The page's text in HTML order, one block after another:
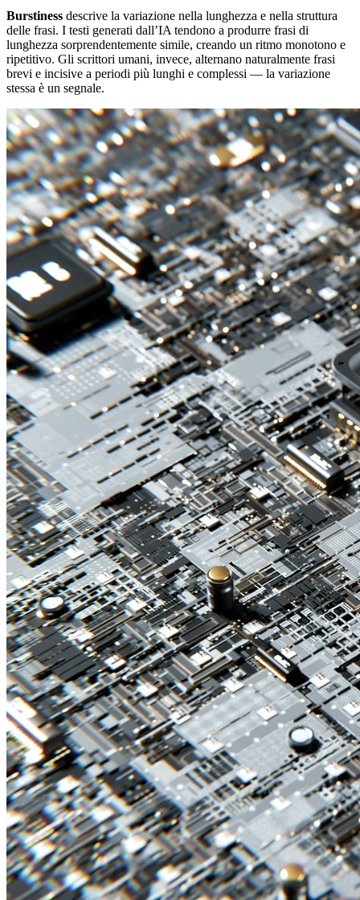
Burstiness descrive la variazione nella lunghezza e nella struttura
delle frasi. I testi generati dall’IA tendono a produrre frasi di
lunghezza sorprendentemente simile, creando un ritmo monotono e
ripetitivo. Gli scrittori umani, invece, alternano naturalmente frasi
brevi e incisive a periodi più lunghi e complessi — la variazione
stessa è un segnale.